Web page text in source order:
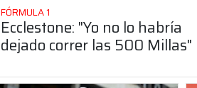
FÓRMULA 1
Ecclestone: "Yo no lo habría
dejado correr las 500 Millas"